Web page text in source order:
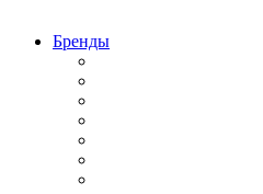
Бренды